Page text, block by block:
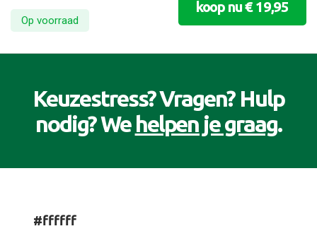
Op voorraad
koop nu € 19,95
Keuzestress? Vragen? Hulp
nodig? Wehelpen je graag.
#ffffff